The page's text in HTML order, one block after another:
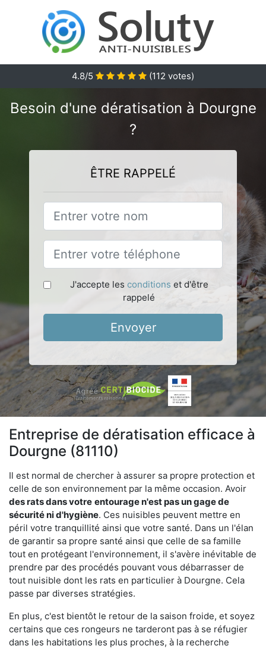
4.8/5 (112 votes)
Besoin d'une dératisation à Dourgne
?
ÊTRE RAPPELÉ
J'accepte les conditions et d'être
rappelé
Envoyer
Entreprise de dératisation efficace à
Dourgne (81110)
Il est normal de chercher à assurer sa propre protection et
celle de son environnement par la même occasion. Avoir
des rats dans votre entourage n'est pas un gage de
sécurité ni d'hygiène. Ces nuisibles peuvent mettre en
péril votre tranquillité ainsi que votre santé. Dans un l'élan
de garantir sa propre santé ainsi que celle de sa famille
tout en protégeant l'environnement, il s'avère inévitable de
prendre par des procédés pouvant vous débarrasser de
tout nuisible dont les rats en particulier à Dourgne. Cela
passe par diverses stratégies.
En plus, c'est bientôt le retour de la saison froide, et soyez
certains que ces rongeurs ne tarderont pas à se réfugier
dans les habitations les plus proches, à la recherche